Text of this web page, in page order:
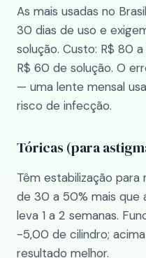
As mais usadas no
30 dias de uso e
solução. Custo: R$ 80
R$ 60 de solução. O
— uma lente mensal
risco de infecção.
Tóricas (para
Têm estabilização para
de 30 a 50% mais que
leva 1 a 2 semanas.
-5,00 de cilindro;
resultado melhor.